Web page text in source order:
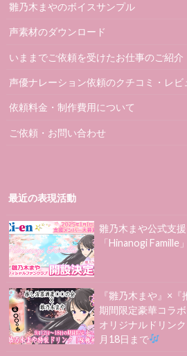
雛乃木まやのボイスサンプル
声素材のダウンロード
いままでご依頼を受けたお仕事のご紹介
声優ナレーション依頼のクチコミ・レビ
依頼料金・制作費用について
ご依頼・お問い合わせ
最近の表現活動
雛乃木まや公式支
「Hinanogi Famille
『雛乃木まや』×
期間限定豪華コラ
オリジナルドリン
月18日まで